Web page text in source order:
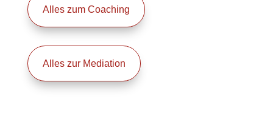
Alles zum Coaching
Alles zur Mediation